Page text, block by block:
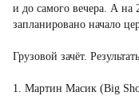
и до самого вечера. А на
запланировано начало
Грузовой зачёт.
1. Мартин Масик (Big